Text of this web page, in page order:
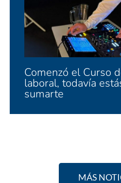
Comenzó el Curso
laboral, todavía
sumarte
MÁS